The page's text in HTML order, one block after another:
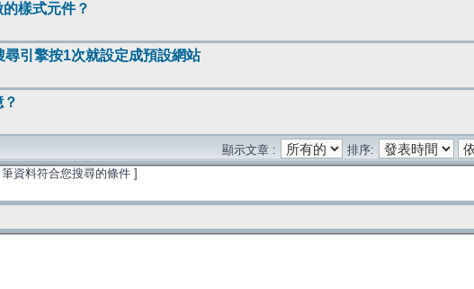
樣式元件？
尋引擎按1次就設定成預設網站
顯示文章 :
排序:
資料符合您搜尋的條件 ]